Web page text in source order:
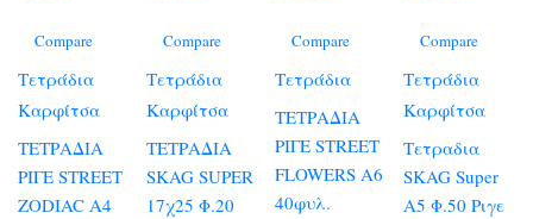
Compare
Τετράδια
Καρφίτσα
ΤΕΤΡΑΔΙΑ
ΡΙΓΕ STREET
ZODIAC A4
Compare
Τετράδια
Καρφίτσα
ΤΕΤΡΑΔΙΑ
SKAG SUPER
17χ25 Φ.20
Compare
Τετράδια
ΤΕΤΡΑΔΙΑ
ΡΙΓΕ STREET
FLOWERS Α6
40φυλ.
Compare
Τετράδια
Καρφίτσα
Τετραδια
SKAG Super
Α5 Φ.50 Ριγε